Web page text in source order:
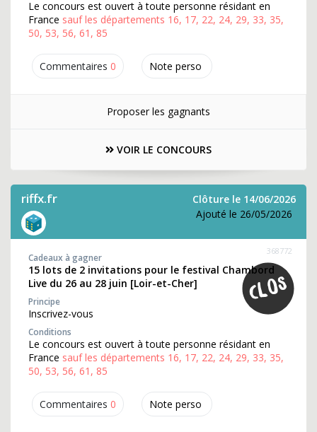
Commentaires 0 Note perso
Le concours est ouvert à toute personne résidant en
France sauf les départements 16, 17, 22, 24, 29, 33, 35,
50, 53, 56, 61, 85
Proposer les gagnants
VOIR LE CONCOURS
riffx.fr
Clôture le 14/06/2026
Ajouté le 26/05/2026
Commentaires 0 Note perso
368772
Cadeaux à gagner
15 lots de 2 invitations pour le festival Chambord
Live du 26 au 28 juin [Loir-et-Cher]
Principe
Inscrivez-vous
Conditions
Le concours est ouvert à toute personne résidant en
France sauf les départements 16, 17, 22, 24, 29, 33, 35,
50, 53, 56, 61, 85